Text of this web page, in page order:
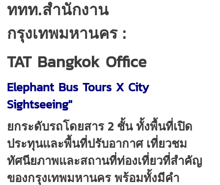
ททท.สำนักงาน
กรุงเทพมหานคร :
TAT Bangkok Office
Elephant Bus Tours X City
Sightseeing"
ยกระดับรถโดยสาร 2ชั้น ทั้งพื้นที่เปิด
ประทุนและพื้นที่ปรับอากาศ เที่ยวชม
ทัศนียภาพและสถานที่ท่องเที่ยวที่สำคัญ
ของกรุงเทพมหานคร พร้อมทั้งมีคำ